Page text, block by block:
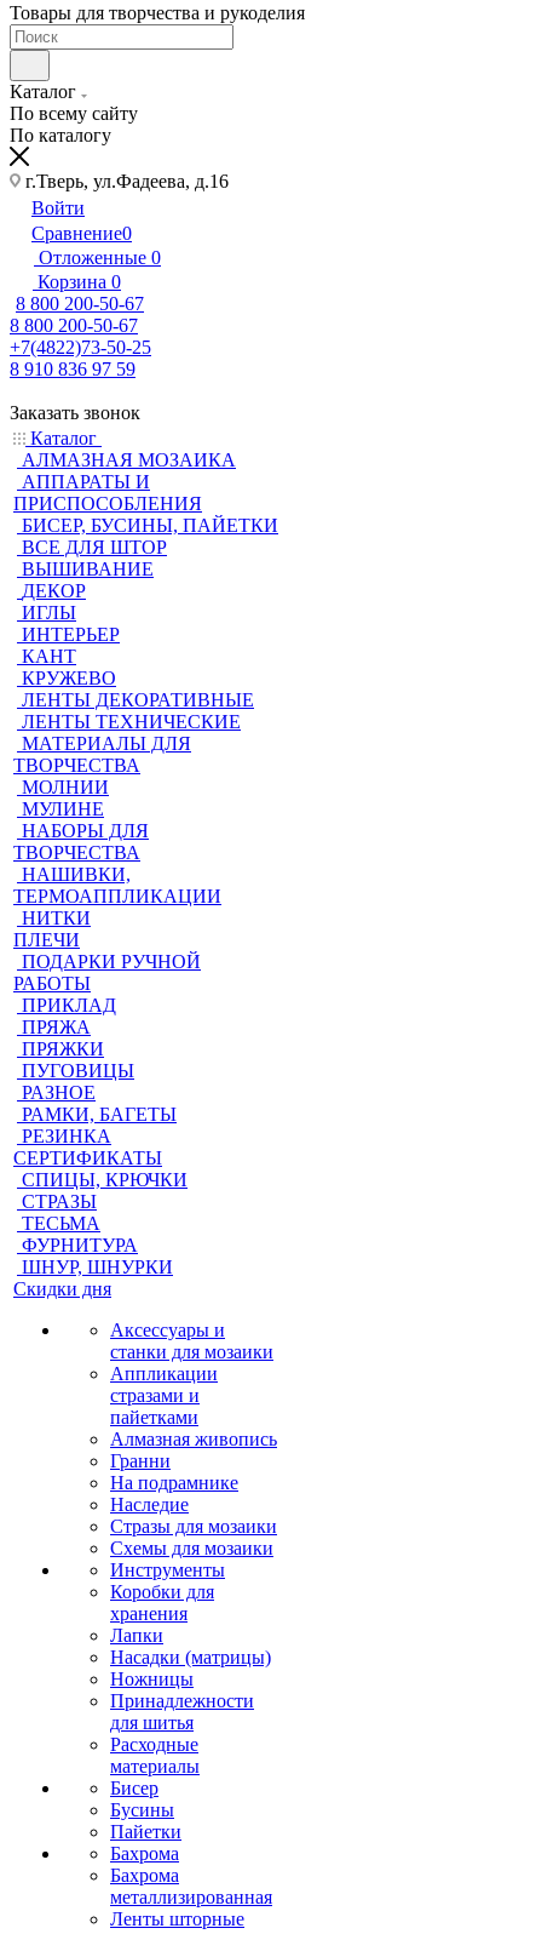
Товары для творчества и рукоделия
Каталог
По всему сайту
По каталогу
г.Тверь, ул.Фадеева, д.16
Войти
Сравнение0
Отложенные 0
Корзина 0
8 800 200-50-67
8 800 200-50-67
+7(4822)73-50-25
8 910 836 97 59
Заказать звонок
Каталог
АЛМАЗНАЯ МОЗАИКА
АППАРАТЫ И
ПРИСПОСОБЛЕНИЯ
БИСЕР, БУСИНЫ, ПАЙЕТКИ
ВСЕ ДЛЯ ШТОР
ВЫШИВАНИЕ
ДЕКОР
ИГЛЫ
ИНТЕРЬЕР
КАНТ
КРУЖЕВО
ЛЕНТЫ ДЕКОРАТИВНЫЕ
ЛЕНТЫ ТЕХНИЧЕСКИЕ
МАТЕРИАЛЫ ДЛЯ
ТВОРЧЕСТВА
МОЛНИИ
МУЛИНЕ
НАБОРЫ ДЛЯ
ТВОРЧЕСТВА
НАШИВКИ,
ТЕРМОАППЛИКАЦИИ
НИТКИ
ПЛЕЧИ
ПОДАРКИ РУЧНОЙ
РАБОТЫ
ПРИКЛАД
ПРЯЖА
ПРЯЖКИ
ПУГОВИЦЫ
РАЗНОЕ
РАМКИ, БАГЕТЫ
РЕЗИНКА
СЕРТИФИКАТЫ
СПИЦЫ, КРЮЧКИ
СТРАЗЫ
ТЕСЬМА
ФУРНИТУРА
ШНУР, ШНУРКИ
Скидки дня
Аксессуары и
станки для мозаики
Аппликации
стразами и
пайетками
Алмазная живопись
Гранни
На подрамнике
Наследие
Стразы для мозаики
Схемы для мозаики
Инструменты
Коробки для
хранения
Лапки
Насадки (матрицы)
Ножницы
Принадлежности
для шитья
Расходные
материалы
Бисер
Бусины
Пайетки
Бахрома
Бахрома
металлизированная
Ленты шторные